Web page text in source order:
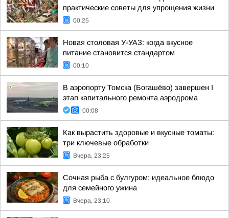
практические советы для упрощения жизни
00:25
Новая столовая У-УАЗ: когда вкусное
питание становится стандартом
00:10
В аэропорту Томска (Богашёво) завершен I
этап капитального ремонта аэродрома
00:08
Как вырастить здоровые и вкусные томаты:
три ключевые обработки
Вчера, 23:25
Сочная рыба с булгуром: идеальное блюдо
для семейного ужина
Вчера, 23:10